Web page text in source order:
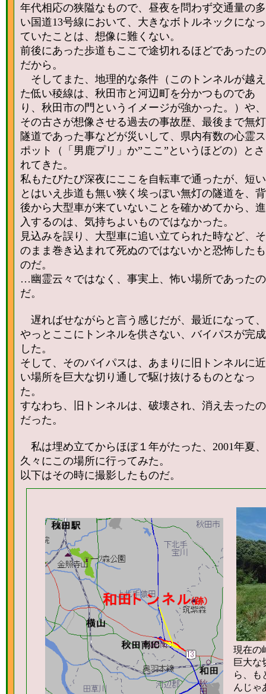
年代相応の狭隘なもので、昼夜を問わず交通量の多
い国道13号線において、大きなボトルネックになっ
ていたことは、想像に難くない。
前後にあった歩道もここで途切れるほどであったの
だから。
そしてまた、地理的な条件（このトンネルが越え
た低い稜線は、秋田市と河辺町を分かつものであ
り、秋田市の門というイメージが強かった。）や、
その古さが想像させる過去の事故歴、最後まで無灯
隧道であった事などが災いして、県内有数の心霊ス
ポット（「男鹿プリ」か”ここ”というほどの）とさ
れてきた。
私もたびたび深夜にここを自転車で通ったが、短い
とはいえ歩道も無い狭く埃っぽい無灯の隧道を、背
後から大型車が来ていないことを確かめてから、進
入するのは、気持ちよいものではなかった。
見込みを誤り、大型車に追い立てられた時など、そ
のまま巻き込まれて死ぬのではないかと恐怖したも
のだ。
…幽霊云々ではなく、事実上、怖い場所であったの
だ。
遅ればせながらと言う感じだが、最近になって、
やっとここにトンネルを供さない、バイパスが完成
した。
そして、そのバイパスは、あまりに旧トンネルに近
い場所を巨大な切り通しで駆け抜けるものとなっ
た。
すなわち、旧トンネルは、破壊され、消え去ったの
だった。
私は埋め立てからほぼ１年がたった、2001年夏、
久々にこの場所に行ってみた。
以下はその時に撮影したものだ。
現在の
巨大な
ら、も
んじゃ